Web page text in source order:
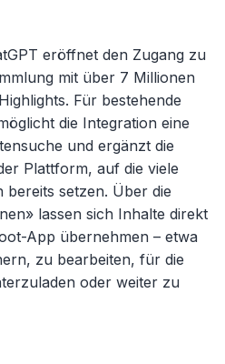
eröffnet den Zugang zu
mit über 7 Millionen
Für bestehende
die Integration eine
und ergänzt die
Plattform, auf die viele
bereits setzen. Über die
lassen sich Inhalte direkt
App übernehmen – etwa
zu bearbeiten, für die
oder weiter zu